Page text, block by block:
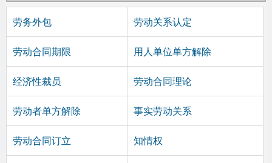
劳务外包 劳动关系认定
劳动合同期限 用人单位单方解除
经济性裁员 劳动合同理论
劳动者单方解除 事实劳动关系
劳动合同订立 知情权